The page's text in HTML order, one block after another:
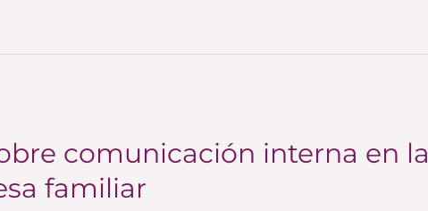
comunicación interna en la
familiar